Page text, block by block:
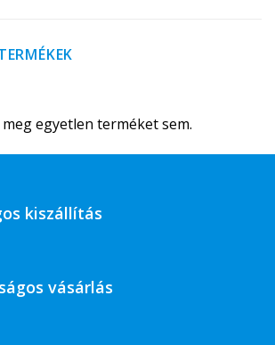
egyetlen terméket sem.
kiszállítás
vásárlás